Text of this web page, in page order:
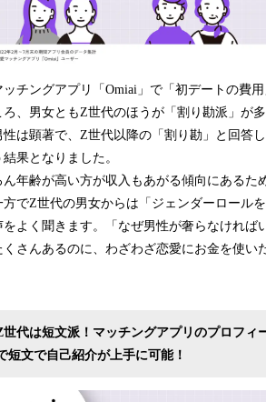
ッチングアプリ「Omiai」で「初デートの費
ろ、男女ともZ世代のほうが「割り勘派」が
性は顕著で、Z世代以降の「割り勘」と回答
結果となりました。
ん年齢が高い方が収入もあがる傾向にある
方でZ世代の男女からは「ジェンダーロール
をよく聞きます。「なぜ男性が奢らなけれ
くさんあるのに、わざわざ恋愛にお金を使
世代は短文派！マッチングアプリのプロフィ
短文で自己紹介が上手に可能！